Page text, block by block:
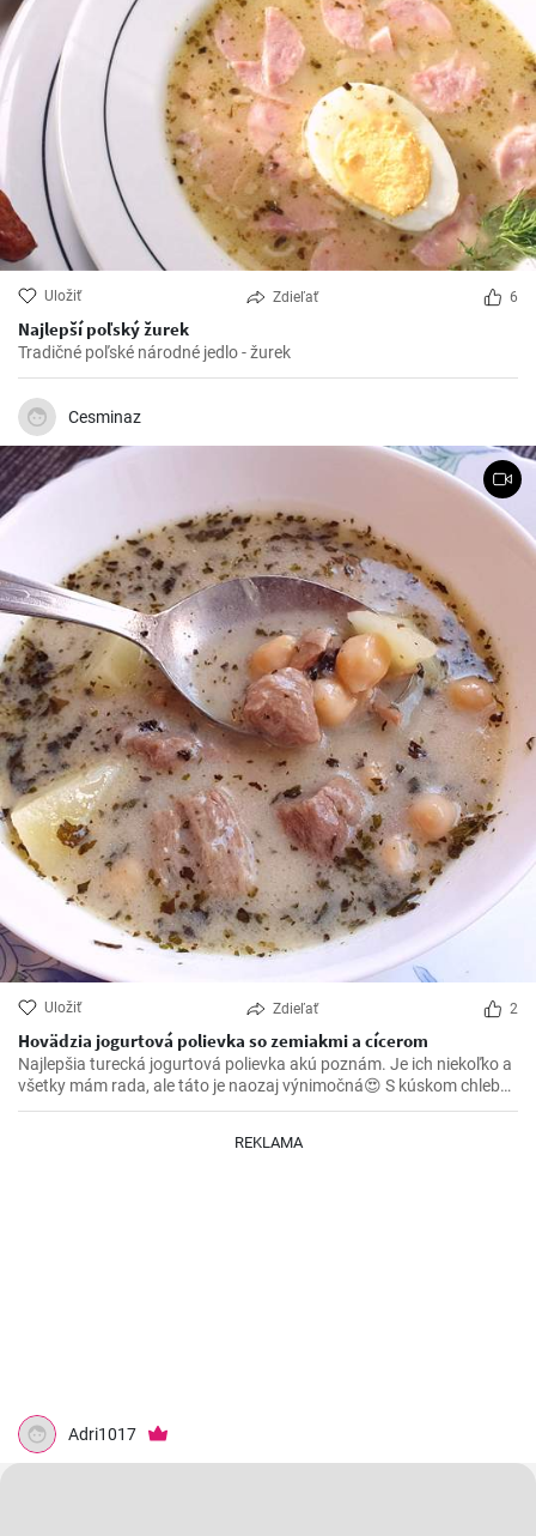
Uložiť Zdieľať 6
Najlepší poľský žurek
Tradičné poľské národné jedlo - žurek
Cesminaz
Uložiť Zdieľať 2
Hovädzia jogurtová polievka so zemiakmi a cícerom
Najlepšia turecká jogurtová polievka akú poznám. Je ich niekoľko a
všetky mám rada, ale táto je naozaj výnimočná😍 S kúskom chleba,
alebo iného pečiva nahradí hravo aj hlavné jedlo.
REKLAMA
Adri1017